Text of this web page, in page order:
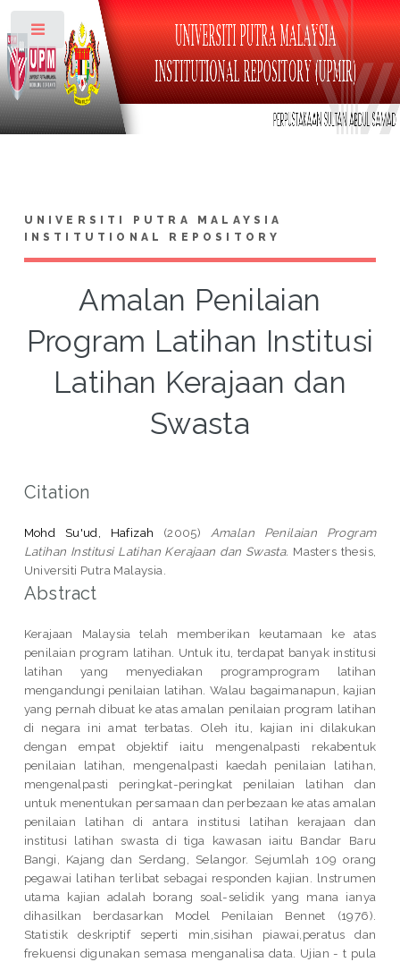
UNIVERSITI PUTRA MALAYSIA
INSTITUTIONAL REPOSITORY
Amalan Penilaian
Program Latihan Institusi
Latihan Kerajaan dan
Swasta
Citation
Mohd Su'ud, Hafizah (2005) Amalan Penilaian Program
Latihan Institusi Latihan Kerajaan dan Swasta. Masters thesis,
Universiti Putra Malaysia.
Abstract
Kerajaan Malaysia telah memberikan keutamaan ke atas
penilaian program latihan. Untuk itu, terdapat banyak institusi
latihan yang menyediakan programprogram latihan
mengandungi penilaian latihan. Walau bagaimanapun, kajian
yang pernah dibuat ke atas amalan penilaian program latihan
di negara ini amat terbatas. Oleh itu, kajian ini dilakukan
dengan empat objektif iaitu mengenalpasti rekabentuk
penilaian latihan, mengenalpasti kaedah penilaian latihan,
mengenalpasti peringkat-peringkat penilaian latihan dan
untuk menentukan persamaan dan perbezaan ke atas amalan
penilaian latihan di antara institusi latihan kerajaan dan
institusi latihan swasta di tiga kawasan iaitu Bandar Baru
Bangi, Kajang dan Serdang, Selangor. Sejumlah 109 orang
pegawai latihan terlibat sebagai responden kajian. lnstrumen
utama kajian adalah borang soal-selidik yang mana ianya
dihasilkan berdasarkan Model Penilaian Bennet (1976).
Statistik deskriptif seperti min,sisihan piawai,peratus dan
frekuensi digunakan semasa menganalisa data. Ujian - t pula
Toggle